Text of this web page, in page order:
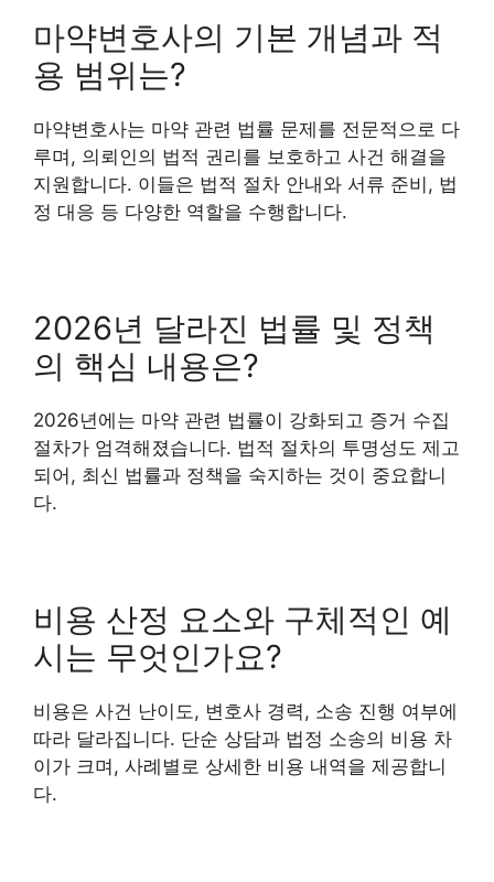
마약변호사의 기본 개념과 적
용 범위는?
마약변호사는 마약 관련 법률 문제를 전문적으로 다
루며, 의뢰인의 법적 권리를 보호하고 사건 해결을
지원합니다. 이들은 법적 절차 안내와 서류 준비, 법
정 대응 등 다양한 역할을 수행합니다.
2026년 달라진 법률 및 정책
의 핵심 내용은?
2026년에는 마약 관련 법률이 강화되고 증거 수집
절차가 엄격해졌습니다. 법적 절차의 투명성도 제고
되어, 최신 법률과 정책을 숙지하는 것이 중요합니
다.
비용 산정 요소와 구체적인 예
시는 무엇인가요?
비용은 사건 난이도, 변호사 경력, 소송 진행 여부에
따라 달라집니다. 단순 상담과 법정 소송의 비용 차
이가 크며, 사례별로 상세한 비용 내역을 제공합니
다.